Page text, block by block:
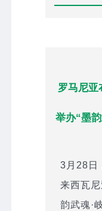
罗马尼亚
举办“墨
3月28日
来西瓦
韵武魂·